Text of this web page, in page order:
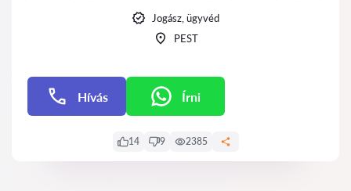
Jogász, ügyvéd
PEST
Hívás Írni
14 9 2385